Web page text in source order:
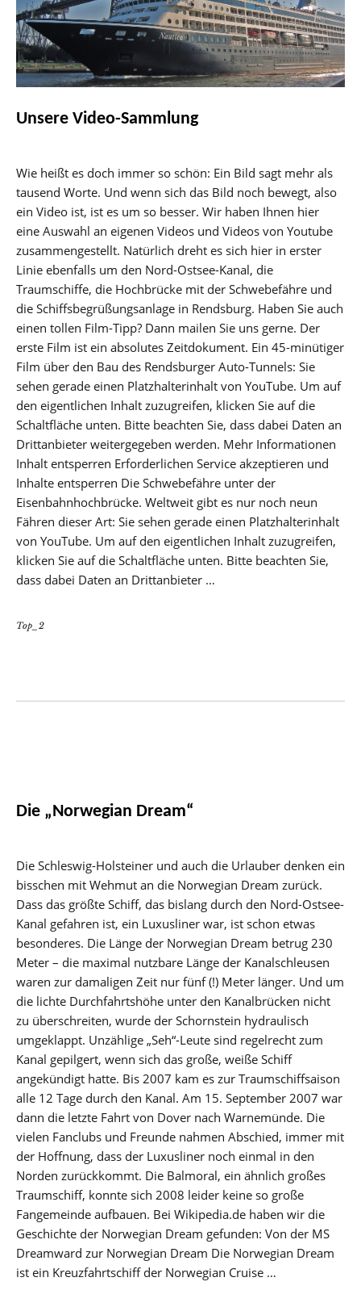
Unsere Video-Sammlung
Wie heißt es doch immer so schön: Ein Bild sagt mehr als
tausend Worte. Und wenn sich das Bild noch bewegt, also
ein Video ist, ist es um so besser. Wir haben Ihnen hier
eine Auswahl an eigenen Videos und Videos von Youtube
zusammengestellt. Natürlich dreht es sich hier in erster
Linie ebenfalls um den Nord-Ostsee-Kanal, die
Traumschiffe, die Hochbrücke mit der Schwebefähre und
die Schiffsbegrüßungsanlage in Rendsburg. Haben Sie auch
einen tollen Film-Tipp? Dann mailen Sie uns gerne. Der
erste Film ist ein absolutes Zeitdokument. Ein 45-minütiger
Film über den Bau des Rendsburger Auto-Tunnels: Sie
sehen gerade einen Platzhalterinhalt von YouTube. Um auf
den eigentlichen Inhalt zuzugreifen, klicken Sie auf die
Schaltfläche unten. Bitte beachten Sie, dass dabei Daten an
Drittanbieter weitergegeben werden. Mehr Informationen
Inhalt entsperren Erforderlichen Service akzeptieren und
Inhalte entsperren Die Schwebefähre unter der
Eisenbahnhochbrücke. Weltweit gibt es nur noch neun
Fähren dieser Art: Sie sehen gerade einen Platzhalterinhalt
von YouTube. Um auf den eigentlichen Inhalt zuzugreifen,
klicken Sie auf die Schaltfläche unten. Bitte beachten Sie,
dass dabei Daten an Drittanbieter …
Top_2
Die „Norwegian Dream“
Die Schleswig-Holsteiner und auch die Urlauber denken ein
bisschen mit Wehmut an die Norwegian Dream zurück.
Dass das größte Schiff, das bislang durch den Nord-Ostsee-
Kanal gefahren ist, ein Luxusliner war, ist schon etwas
besonderes. Die Länge der Norwegian Dream betrug 230
Meter – die maximal nutzbare Länge der Kanalschleusen
waren zur damaligen Zeit nur fünf (!) Meter länger. Und um
die lichte Durchfahrtshöhe unter den Kanalbrücken nicht
zu überschreiten, wurde der Schornstein hydraulisch
umgeklappt. Unzählige „Seh“-Leute sind regelrecht zum
Kanal gepilgert, wenn sich das große, weiße Schiff
angekündigt hatte. Bis 2007 kam es zur Traumschiffsaison
alle 12 Tage durch den Kanal. Am 15. September 2007 war
dann die letzte Fahrt von Dover nach Warnemünde. Die
vielen Fanclubs und Freunde nahmen Abschied, immer mit
der Hoffnung, dass der Luxusliner noch einmal in den
Norden zurückkommt. Die Balmoral, ein ähnlich großes
Traumschiff, konnte sich 2008 leider keine so große
Fangemeinde aufbauen. Bei Wikipedia.de haben wir die
Geschichte der Norwegian Dream gefunden: Von der MS
Dreamward zur Norwegian Dream Die Norwegian Dream
ist ein Kreuzfahrtschiff der Norwegian Cruise …